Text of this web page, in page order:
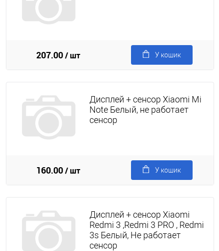
207.00/ шт У кошик
Дисплей + сенсор Xiaomi Mi
Note Белый, не работает
сенсор
160.00/ шт У кошик
Дисплей + сенсор Xiaomi
Redmi 3 ,Redmi 3 PRO , Redmi
3s Белый, Не работает
сенсор